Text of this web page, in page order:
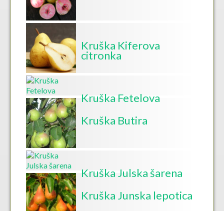
Kruška Kiferova
citronka
Kruška Fetelova
Kruška Butira
Kruška Julska šarena
Kruška Junska lepotica